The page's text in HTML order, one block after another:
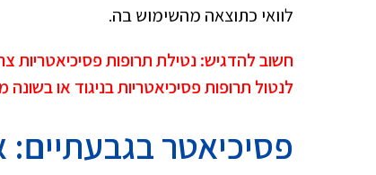
לוואי כתוצאה מהשימוש בה.
חשוב להדגיש: נטילת תרופות פסיכיאטריות
לנטול תרופות פסיכיאטריות בניגוד או בשונה
פסיכיאטר בגבעתיים: